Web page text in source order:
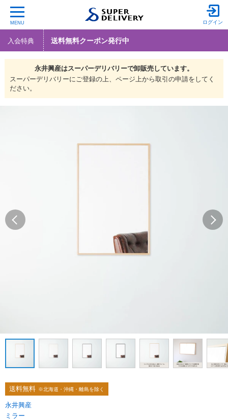
MENU ログイン
入会特典 送料無料クーポン発行中
永井興産はスーパーデリバリーで卸販売しています。
スーパーデリバリーにご登録の上、ページ上から取引の申請をしてく
ださい。
送料無料 ※北海道・沖縄・離島を除く
永井興産
ミラー